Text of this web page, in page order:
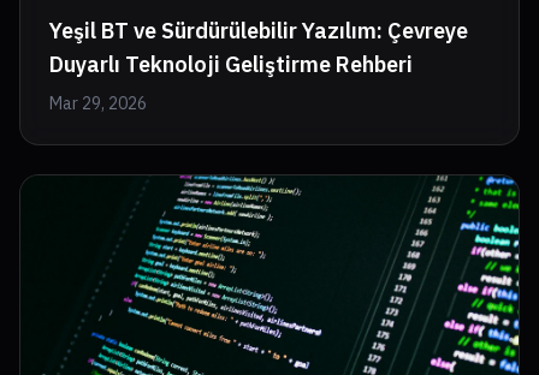
Yeşil BT ve Sürdürülebilir Yazılım: Çevreye
Duyarlı Teknoloji Geliştirme Rehberi
Mar 29, 2026